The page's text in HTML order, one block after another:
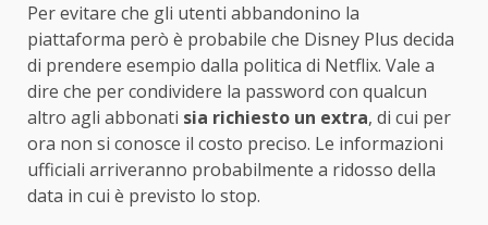
Per evitare che gli utenti abbandonino la
piattaforma però è probabile che Disney Plus decida
di prendere esempio dalla politica di Netflix. Vale a
dire che per condividere la password con qualcun
altro agli abbonati sia richiesto un extra, di cui per
ora non si conosce il costo preciso. Le informazioni
ufficiali arriveranno probabilmente a ridosso della
data in cui è previsto lo stop.